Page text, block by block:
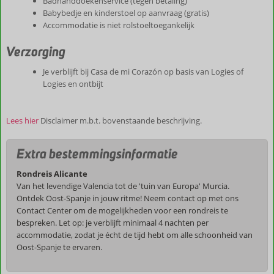
Babybedje en kinderstoel op aanvraag (gratis)
Accommodatie is niet rolstoeltoegankelijk
Verzorging
Je verblijft bij Casa de mi Corazón op basis van Logies of
Logies en ontbijt
Lees hier Disclaimer m.b.t. bovenstaande beschrijving.
Extra bestemmingsinformatie
Rondreis Alicante
Van het levendige Valencia tot de 'tuin van Europa' Murcia.
Ontdek Oost-Spanje in jouw ritme! Neem contact op met ons
Contact Center om de mogelijkheden voor een rondreis te
bespreken. Let op: je verblijft minimaal 4 nachten per
accommodatie, zodat je écht de tijd hebt om alle schoonheid van
Oost-Spanje te ervaren.